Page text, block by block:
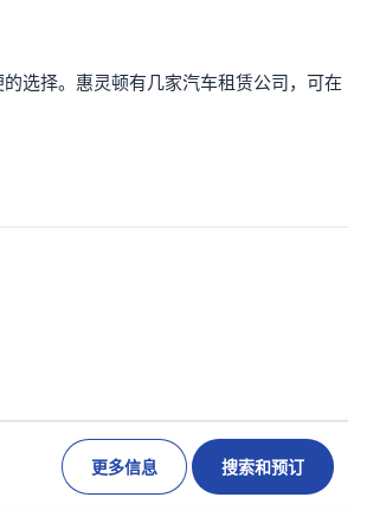
选择。惠灵顿有几家汽车租赁公司，可在
更多信息 搜索和预订